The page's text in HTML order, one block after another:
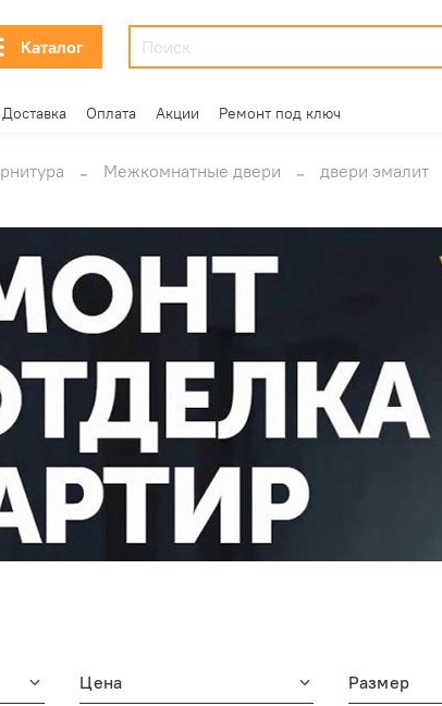
Каталог
Доставка Оплата Акции Ремонт под ключ
Межкомнатные двери двери эмалит
Цена Размер